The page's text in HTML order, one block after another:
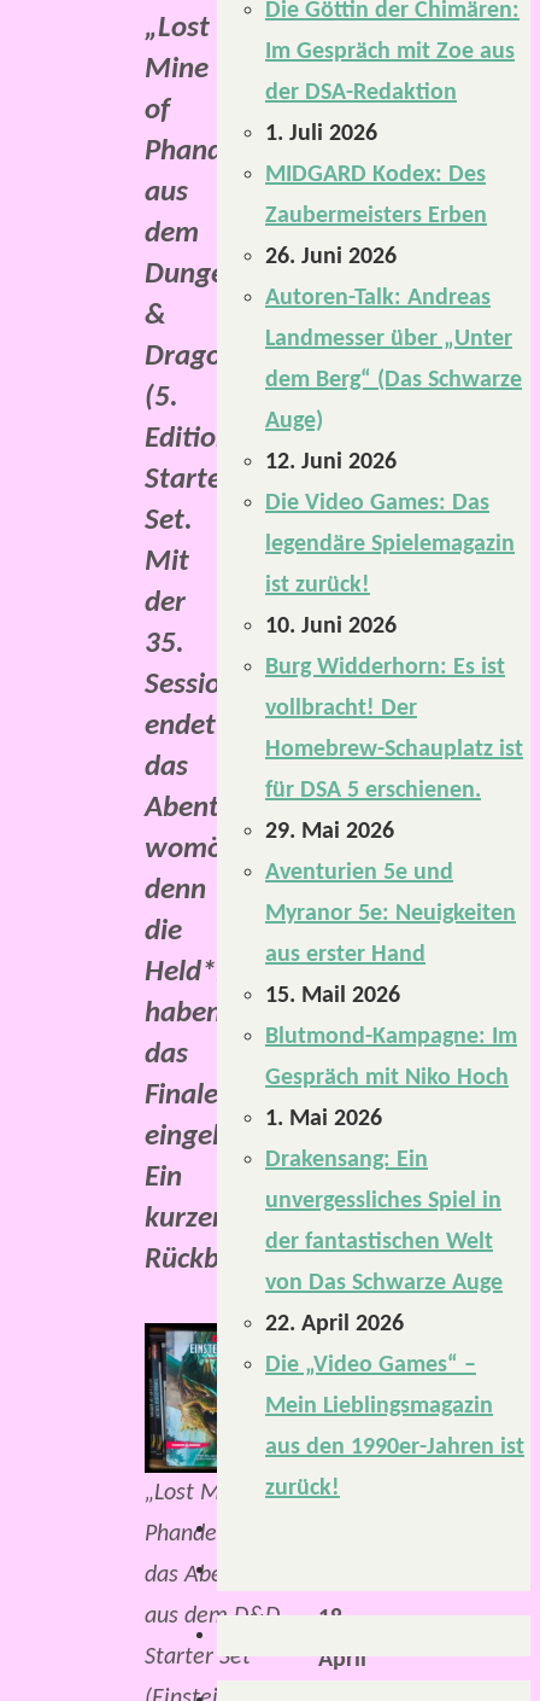
„Lost
Mine
of
Phandelver“
aus
dem
Dungeons
&
Dragons
(5.
Edition)
Starter
Set.
Mit
der
35.
Session
endet
das
Abenteuer
womöglich,
denn
die
Held*innen
haben
das
Finale
eingeläutet.
Ein
kurzer
Rückblick.
„Lost Mine of
Phandelver“ ist
das Abenteuer
aus dem D&D
Starter Set
Leute,
es
ist
soweit:
Als
18.
April
Die Göttin der Chimären:
Im Gespräch mit Zoe aus
der DSA-Redaktion
1. Juli 2026
MIDGARD Kodex: Des
Zaubermeisters Erben
26. Juni 2026
Autoren-Talk: Andreas
Landmesser über „Unter
dem Berg“ (Das Schwarze
Auge)
12. Juni 2026
Die Video Games: Das
legendäre Spielemagazin
ist zurück!
10. Juni 2026
Burg Widderhorn: Es ist
vollbracht! Der
Homebrew-Schauplatz ist
für DSA 5 erschienen.
29. Mai 2026
Aventurien 5e und
Myranor 5e: Neuigkeiten
aus erster Hand
15. Mail 2026
Blutmond-Kampagne: Im
Gespräch mit Niko Hoch
1. Mai 2026
Drakensang: Ein
unvergessliches Spiel in
der fantastischen Welt
von Das Schwarze Auge
22. April 2026
Die „Video Games“ –
Mein Lieblingsmagazin
aus den 1990er-Jahren ist
zurück!